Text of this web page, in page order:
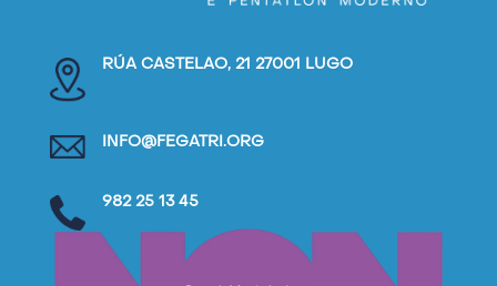
RÚA CASTELAO, 21 27001 LUGO
INFO@FEGATRI.ORG
982 25 13 45